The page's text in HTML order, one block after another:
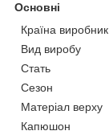
Основні
Країна виробник
Вид виробу
Стать
Сезон
Матеріал верху
Капюшон